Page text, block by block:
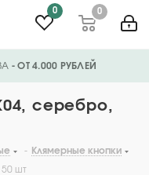
0 0
- ОТ 4.000 РУБЛЕЙ
серебро,
- Клямерные кнопки
50 шт